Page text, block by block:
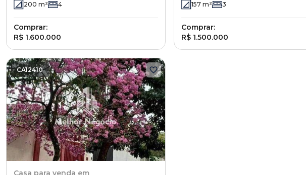
200 m² 4
Comprar:
R$ 1.600.000
157m² 3
Comprar:
R$ 1.500.000
CA12410
Casa para venda em